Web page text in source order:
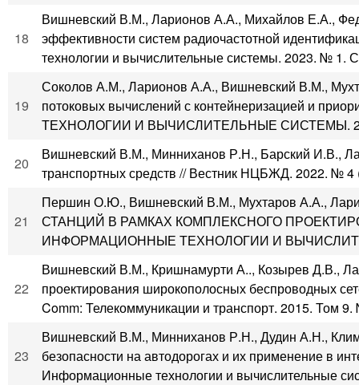
18
Вишневский В.М., Ларионов А.А., Михайлов Е.А.,
эффективности систем радиочастотной
технологии и вычислительные системы. 2023. № 1.
19
Соколов А.М., Ларионов А.А., Вишневский В.М.,
потоковых вычислений с контейнеризацией и
ТЕХНОЛОГИИ И ВЫЧИСЛИТЕЛЬНЫЕ СИСТЕМЫ.
20
Вишневский В.М., Минниханов Р.Н., Барский И.В.,
транспортных средств // Вестник НЦБЖД. 2022. № 4
21
Першин О.Ю., Вишневский В.М., Мухтаров А.А.,
СТАНЦИЙ В РАМКАХ КОМПЛЕКСНОГО
ИНФОРМАЦИОННЫЕ ТЕХНОЛОГИИ И
22
Вишневский В.М., Кришнамурти А.., Козырев Д.В.,
проектирования широкополосных беспроводных
Comm: Телекоммуникации и транспорт. 2015. Том
23
Вишневский В.М., Минниханов Р.Н., Дудин А.Н.,
безопасности на автодорогах и их применение в
Информационные технологии и вычислительные